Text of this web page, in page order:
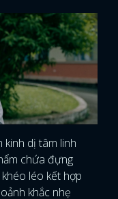
kinh dị tâm linh
chứa đựng
léo kết hợp
khắc nhẹ